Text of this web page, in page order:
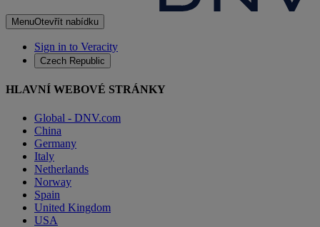
MenuOtevřít nabídku
Sign in to Veracity
Czech Republic
HLAVNÍ WEBOVÉ STRÁNKY
Global - DNV.com
China
Germany
Italy
Netherlands
Norway
Spain
United Kingdom
USA